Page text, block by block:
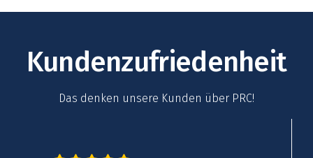
Kundenzufriedenheit
Das denken unsere Kunden über PRC!